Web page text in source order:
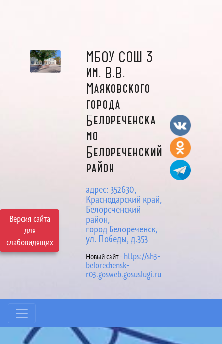
Версия сайта
для
слабовидящих
МБОУ СОШ 3
им. В.В.
Маяковского
города
Белореченска
мо
Белореченский
район
адрес: 352630,
Краснодарский край,
Белореченский
район,
город Белореченск,
ул. Победы, д.353
Новый сайт - https://sh3-
belorechensk-
r03.gosweb.gosuslugi.ru